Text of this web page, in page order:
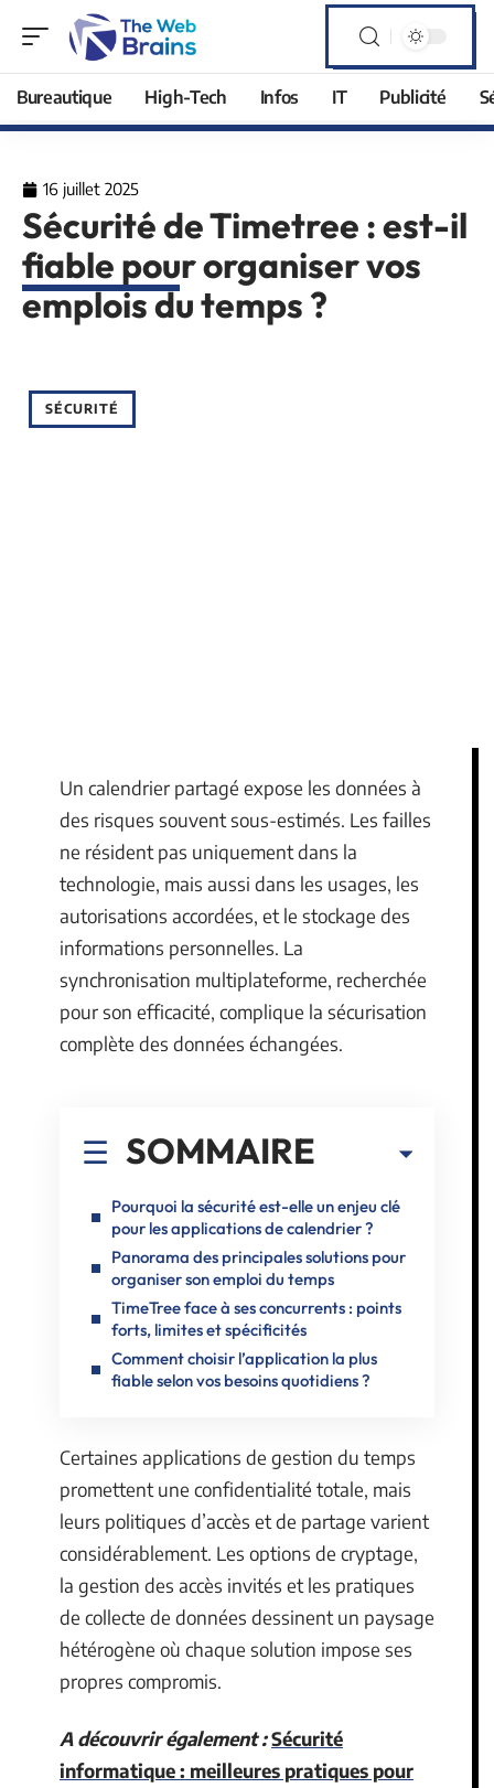
Bureautique High-Tech Infos IT Publicité
16 juillet 2025
Sécurité de Timetree : est-il
fiable pour organiser vos
emplois du temps ?
SÉCURITÉ
Un calendrier partagé expose les données à
des risques souvent sous-estimés. Les failles
ne résident pas uniquement dans la
technologie, mais aussi dans les usages, les
autorisations accordées, et le stockage des
informations personnelles. La
synchronisation multiplateforme, recherchée
pour son efficacité, complique la sécurisation
complète des données échangées.
SOMMAIRE
Pourquoi la sécurité est-elle un enjeu clé
pour les applications de calendrier ?
Panorama des principales solutions pour
organiser son emploi du temps
TimeTree face à ses concurrents : points
forts, limites et spécificités
Comment choisir l’application la plus
fiable selon vos besoins quotidiens ?
Certaines applications de gestion du temps
promettent une confidentialité totale, mais
leurs politiques d’accès et de partage varient
considérablement. Les options de cryptage,
la gestion des accès invités et les pratiques
de collecte de données dessinent un paysage
hétérogène où chaque solution impose ses
propres compromis.
A découvrir également :Sécurité
informatique : meilleures pratiques pour